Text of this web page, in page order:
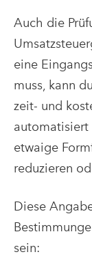
Auch die
eine
muss, kann
zeit- und
automatisiert
etwaige
reduzieren
Diese
sein: